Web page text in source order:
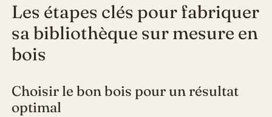
Les étapes clés pour fabriquer
sa bibliothèque sur mesure en
bois
Choisir le bon bois pour un résultat
optimal